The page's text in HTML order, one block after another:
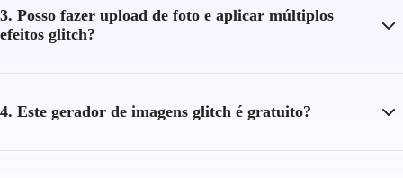
3. Posso fazer upload de foto e aplicar múltiplos
efeitos glitch?
4. Este gerador de imagens glitch é gratuito?